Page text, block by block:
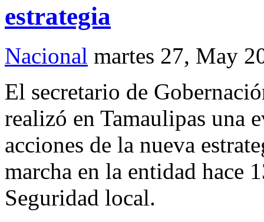
estrategia
Nacional martes 27, May
El secretario de
realizó en Tamaulipas una
acciones de la nueva
marcha en la entidad hace
Seguridad local.